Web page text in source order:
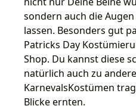
sondern auch die
lassen. Besonders gut
Patricks Day
Shop. Du kannst diese
natürlich auch zu
KarnevalsKostümen
Blicke ernten.